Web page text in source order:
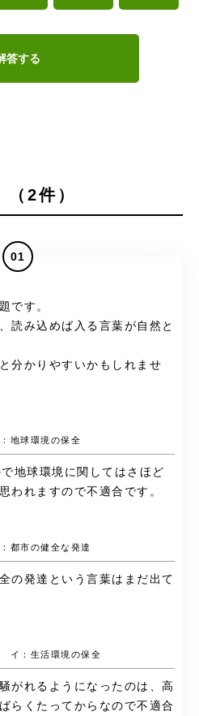
答する
2件）
01
です。
読み込めば入る言葉が自然と
分かりやすいかもしれませ
球環境の保全
地球環境に関してはさほど
われますので不適合です。
市の健全な発達
の発達という言葉はまだ出て
：生活環境の保全
がれるようになったのは、高
らくたってからなので不適合